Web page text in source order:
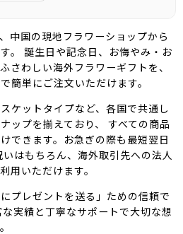
中国の現地フラワーショップから
。 誕生日や記念日、お悔やみ・お
さわしい海外フラワーギフトを、
簡単にご注文いただけます。
ケットタイプなど、各国で共通し
ップを揃えており、 すべての商品
できます。お急ぎの際も最短翌日
はもちろん、海外取引先への法人
用いただけます。
プレゼントを送る」ための信頼で
実績と丁寧なサポートで大切な想